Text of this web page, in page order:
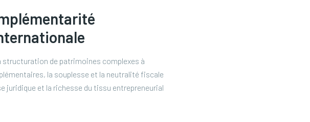
structuration de patrimoines complexes à
la souplesse et la neutralité fiscale
juridique et la richesse du tissu entrepreneurial